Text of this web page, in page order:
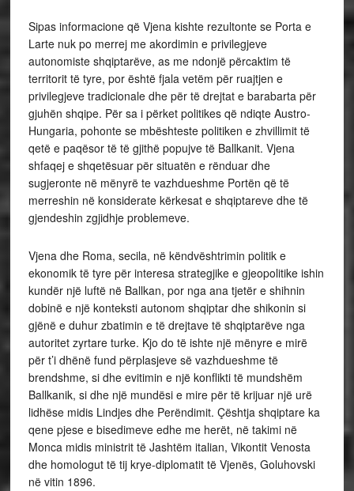
Sipas informacione që Vjena kishte rezultonte se Porta e
Larte nuk po merrej me akordimin e privilegjeve
autonomiste shqiptarëve, as me ndonjë përcaktim të
territorit të tyre, por është fjala vetëm për ruajtjen e
privilegjeve tradicionale dhe për të drejtat e barabarta për
gjuhën shqipe. Për sa i përket politikes që ndiqte Austro-
Hungaria, pohonte se mbështeste politiken e zhvillimit të
qetë e paqësor të të gjithë popujve të Ballkanit. Vjena
shfaqej e shqetësuar për situatën e rënduar dhe
sugjeronte në mënyrë te vazhdueshme Portën që të
merreshin në konsiderate kërkesat e shqiptareve dhe të
gjendeshin zgjidhje problemeve.
Vjena dhe Roma, secila, në këndvështrimin politik e
ekonomik të tyre për interesa strategjike e gjeopolitike ishin
kundër një luftë në Ballkan, por nga ana tjetër e shihnin
dobinë e një konteksti autonom shqiptar dhe shikonin si
gjënë e duhur zbatimin e të drejtave të shqiptarëve nga
autoritet zyrtare turke. Kjo do të ishte një mënyre e mirë
për t’i dhënë fund përplasjeve së vazhdueshme të
brendshme, si dhe evitimin e një konflikti të mundshëm
Ballkanik, si dhe një mundësi e mire për të krijuar një urë
lidhëse midis Lindjes dhe Perëndimit. Çështja shqiptare ka
qene pjese e bisedimeve edhe me herët, në takimi në
Monca midis ministrit të Jashtëm italian, Vikontit Venosta
dhe homologut të tij krye-diplomatit të Vjenës, Goluhovski
në vitin 1896.